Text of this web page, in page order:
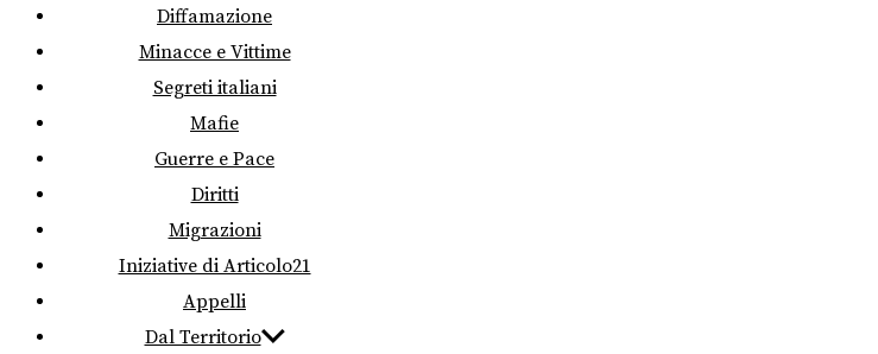
Diffamazione
Minacce e Vittime
Segreti italiani
Mafie
Guerre e Pace
Diritti
Migrazioni
Iniziative di Articolo21
Appelli
Dal Territorio